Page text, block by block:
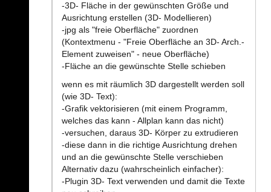
-3D- Fläche in der gewünschten Größe und
Ausrichtung erstellen (3D- Modellieren)
-jpg als "freie Oberfläche" zuordnen
(Kontextmenu - "Freie Oberfläche an 3D- Arch.-
Element zuweisen" - neue Oberfläche)
-Fläche an die gewünschte Stelle schieben
wenn es mit räumlich 3D dargestellt werden soll
(wie 3D- Text):
-Grafik vektorisieren (mit einem Programm,
welches das kann - Allplan kann das nicht)
-versuchen, daraus 3D- Körper zu extrudieren
-diese dann in die richtige Ausrichtung drehen
und an die gewünschte Stelle verschieben
Alternativ dazu (wahrscheinlich einfacher):
-Plugin 3D- Text verwenden und damit die Texte